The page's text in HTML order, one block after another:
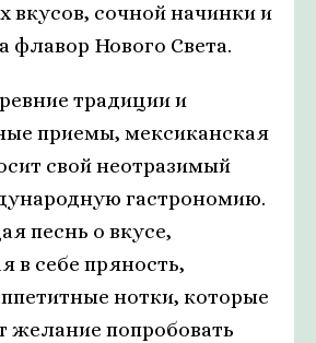
вкусов, сочной начинки и
флавор Нового Света.
традиции и
приемы, мексиканская
свой неотразимый
гастрономию.
песнь о вкусе,
в себе пряность,
нотки, которые
желание попробовать